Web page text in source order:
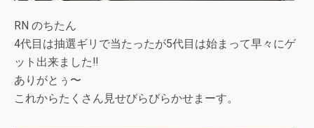
RN のちたん
4代目は抽選ギリで当たったが5代目は始まって早々にゲ
ット出来ました‼︎
ありがとぅ〜
これからたくさん見せびらびらかせまーす。